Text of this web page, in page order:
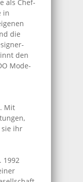
als Chef-
in
die
den
Mode-
Mit
ihr
1992